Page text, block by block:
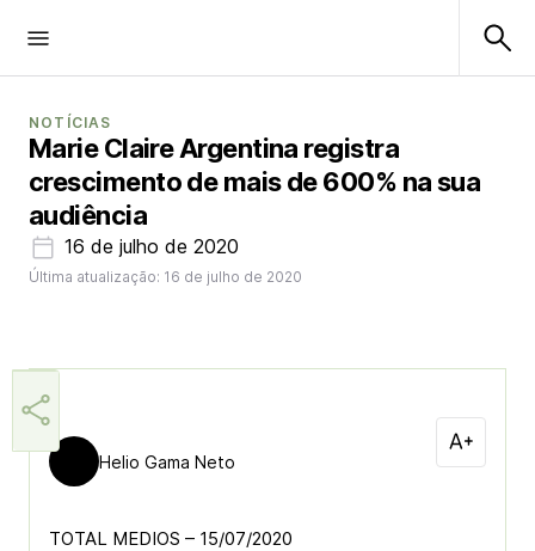
NOTÍCIAS
Marie Claire Argentina registra
crescimento de mais de 600% na sua
audiência
16 de julho de 2020
Última atualização: 16 de julho de 2020
Helio Gama Neto
TOTAL MEDIOS – 15/07/2020